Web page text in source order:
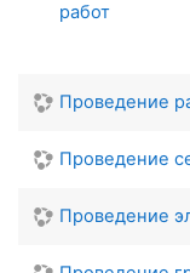
работ
Проведение
Проведение
Проведение